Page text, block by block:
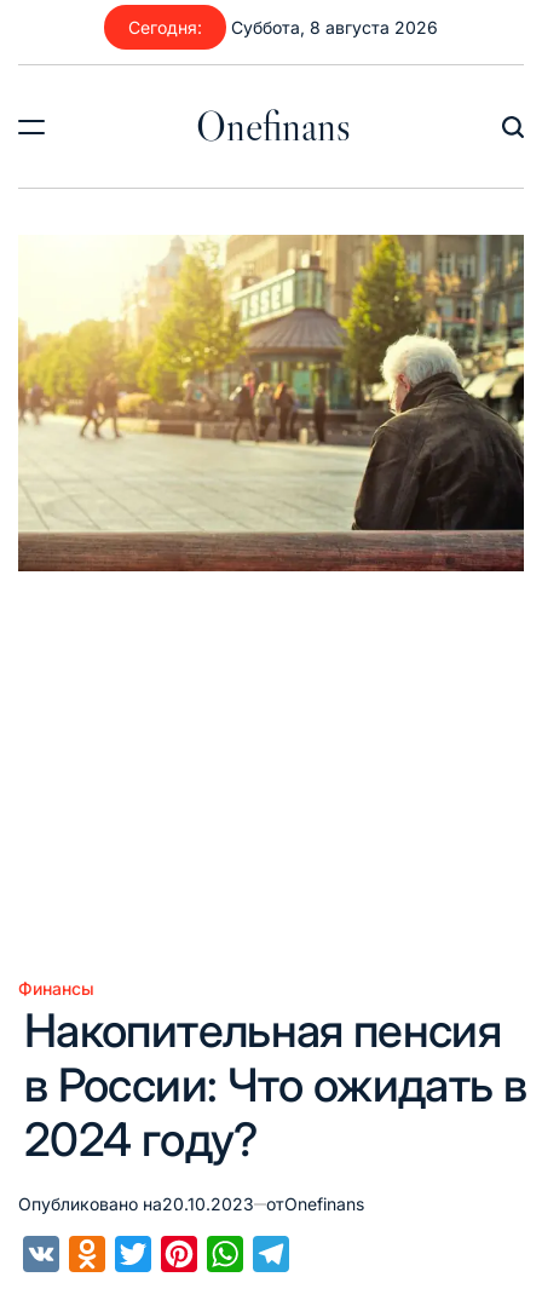
содержимому
Сегодня: Суббота, 8 августа 2026
Onefinans
Опубликовано
Финансы
Накопительная пенсия
в России: Что ожидать в
2024 году?
Опубликовано на20.10.2023 отOnefinans
VK Odnoklassniki
TwitterPinterestWhatsApp